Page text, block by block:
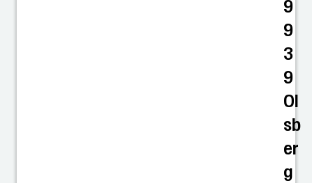
9
9
3
9
Ol
sb
er
g